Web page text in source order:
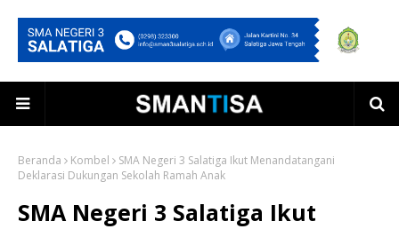
Beranda Kombel
SMA Negeri 3 Salatiga Ikut Menandatangani
Deklarasi Dukungan Sekolah Ramah Anak
SMA Negeri 3 Salatiga Ikut